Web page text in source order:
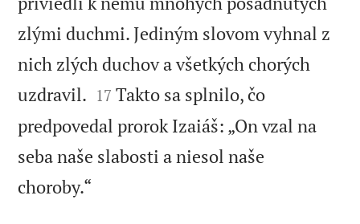
zlými duchmi. Jediným slovom vyhnal z
nich zlých duchov a všetkých chorých
uzdravil. 

17 Takto sa splnilo, čo
predpovedal prorok Izaiáš: „On vzal na
seba naše slabosti a niesol naše
choroby.“